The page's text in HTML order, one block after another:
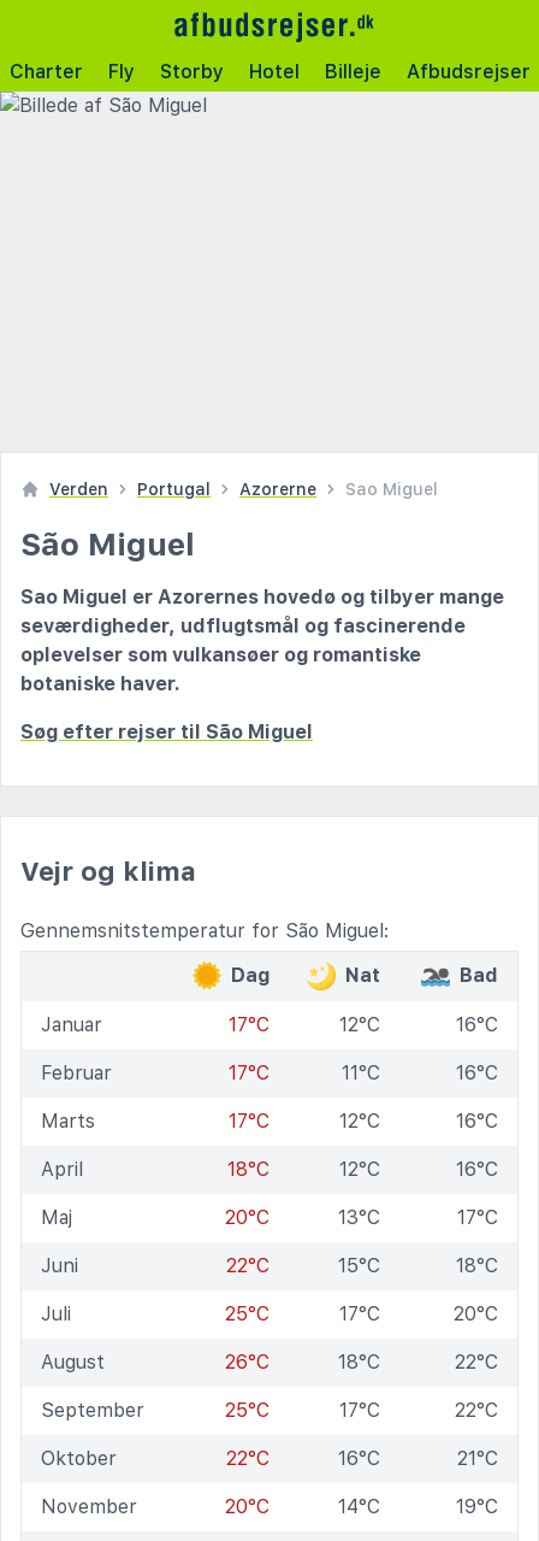
Charter Fly Storby Hotel Billeje Afbudsrejser
Verden Portugal Azorerne Sao Miguel
São Miguel
Sao Miguel er Azorernes hovedø og tilbyer mange
seværdigheder, udflugtsmål og fascinerende
oplevelser som vulkansøer og romantiske
botaniske haver.
Søg efter rejser til São Miguel
Vejr og klima
Gennemsnitstemperatur for São Miguel:
Dag
Nat Bad
Januar 17°C 12°C 16°C
Februar 17°C 11°C 16°C
Marts 17°C 12°C 16°C
April 18°C 12°C 16°C
Maj 20°C 13°C 17°C
Juni 22°C 15°C 18°C
Juli 25°C 17°C 20°C
August 26°C 18°C 22°C
September 25°C 17°C 22°C
Oktober 22°C 16°C 21°C
November 20°C 14°C 19°C